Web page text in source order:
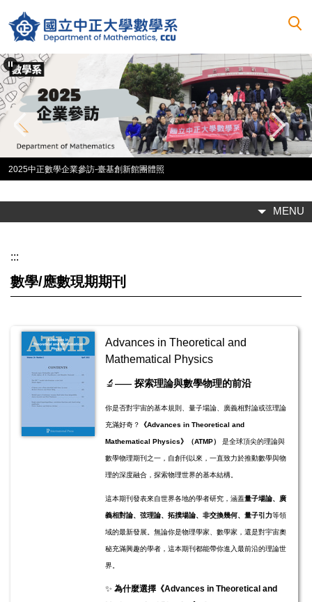
到
主
要
內
容
區
2025中正數學企業參訪-矽品團體照
MENU
:::
數學/應數現期期刊
Advances in Theoretical and
Mathematical Physics
​​​​​🔬 —— 探索理論與數學物理的前沿
你是否對宇宙的基本規則、量子場論、廣義相對論或弦理論
充滿好奇？ 《Advances in Theoretical and
Mathematical Physics》（ATMP） 是全球頂尖的理論與
數學物理期刊之一，自創刊以來，一直致力於推動數學與物
理的深度融合，探索物理世界的基本結構。
這本期刊發表來自世界各地的學者研究，涵蓋量子場論、廣
義相對論、弦理論、拓撲場論、非交換幾何、量子引力等領
域的最新發展。無論你是物理學家、數學家，還是對宇宙奧
秘充滿興趣的學者，這本期刊都能帶你進入最前沿的理論世
界。
✨ 為什麼選擇《Advances in Theoretical and